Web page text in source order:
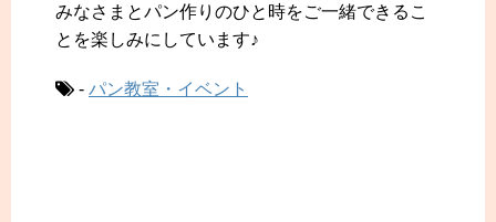
みなさまとパン作りのひと時をご一緒できるこ
とを楽しみにしています♪
- パン教室・イベント